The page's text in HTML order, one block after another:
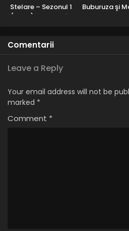
Stelare – Sezonul 1
(2006) – Dublat în
Buburuza şi
Comentarii
Leave a Reply
Your email address will not be
marked *
Comment *